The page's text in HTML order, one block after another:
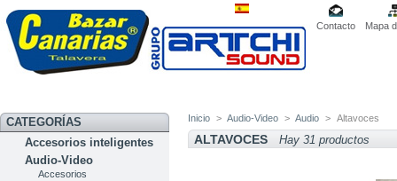
Contacto Mapa
CATEGORÍAS
Accesorios inteligentes
Audio-Video
Accesorios
Inicio > Audio-Video > Audio > Altavoces
ALTAVOCES Hay 31 productos